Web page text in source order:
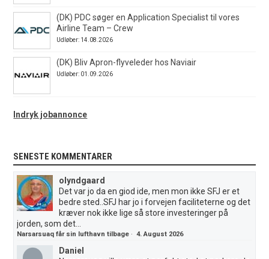
(DK) PDC søger en Application Specialist til vores
Airline Team – Crew
Udløber: 14.08.2026
(DK) Bliv Apron-flyveleder hos Naviair
Udløber: 01.09.2026
Indryk jobannonce
SENESTE KOMMENTARER
olyndgaard
Det var jo da en giod ide, men mon ikke SFJ er et
bedre sted..SFJ har jo i forvejen faciliteterne og det
kræver nok ikke lige så store investeringer på
jorden, som det...
Narsarsuaq får sin lufthavn tilbage ·4. August 2026
Daniel